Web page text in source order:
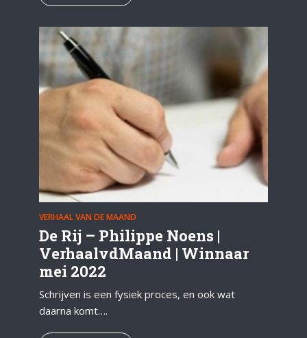
VERHAAL VAN DE MAAND
De Rij – Philippe Noens |
VerhaalvdMaand | Winnaar
mei 2022
Schrijven is een fysiek proces, en ook wat
daarna komt….